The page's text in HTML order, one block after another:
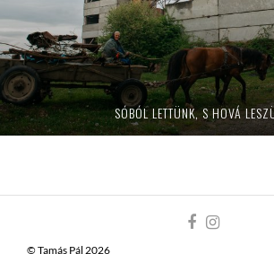
SÓBÓL LETTÜNK, S HOVÁ
© Tamás Pál 2026